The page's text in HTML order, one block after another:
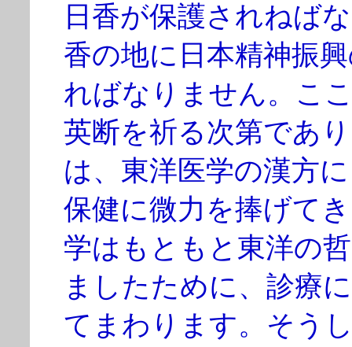
日香が保護されねば
香の地に日本精神振
ればなりません。こ
英断を祈る次第であ
は、東洋医学の漢方
保健に微力を捧げて
学はもともと東洋の
ましたために、診療
てまわります。そう